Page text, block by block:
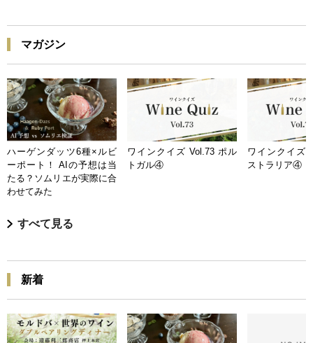
マガジン
ハーゲンダッツ6種×ルビ
ーポート！ AIの予想は当
たる？ソムリエが実際に合
わせてみた
ワインクイズ Vol.73 ポル
トガル④
ワインクイズ
ストラリア④
すべて見る
新着